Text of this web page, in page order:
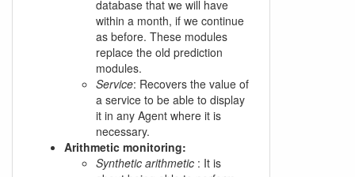
database that we will have
within a month, if we continue
as before. These modules
replace the old prediction
modules.
Service: Recovers the value of
a service to be able to display
it in any Agent where it is
necessary.
Arithmetic monitoring:
Synthetic arithmetic : It is